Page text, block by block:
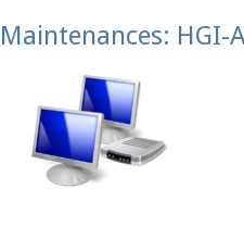
Maintenances: HGI-